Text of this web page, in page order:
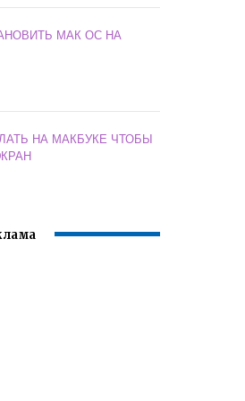
МАК ОС НА
НА МАКБУКЕ ЧТОБЫ